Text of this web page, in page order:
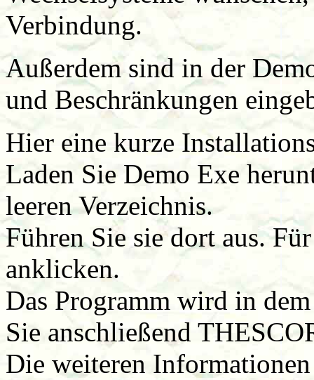
Verbindung.
Außerdem sind in der
und Beschränkungen
Hier eine kurze
Laden Sie Demo Exe
leeren Verzeichnis.
Führen Sie sie dort aus.
anklicken.
Das Programm wird in
Sie anschließend
Die weiteren